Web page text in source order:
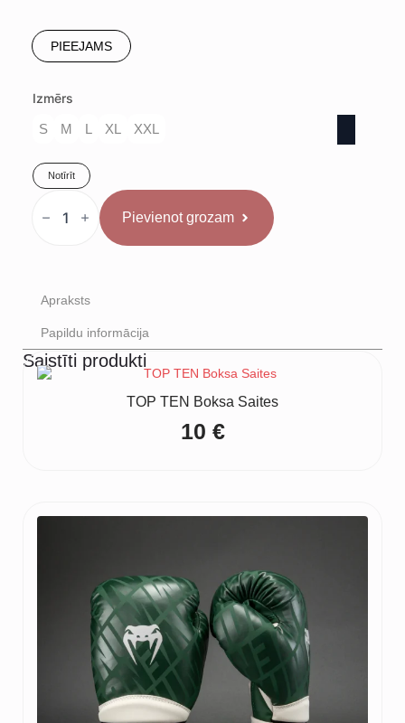
price
was:
80 €.
price
is:
60 €.
PIEEJAMS
Izmērs
S
M L XL XXL
Notīrīt
Mike
daudzums
Pievienot grozam
Apraksts
Papildu informācija
Saistīti produkti
TOP TEN Boksa Saites
10 €